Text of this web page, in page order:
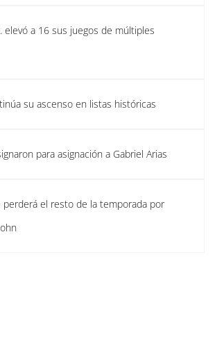
elevó a 16 sus juegos de múltiples
su ascenso en listas históricas
para asignación a Gabriel Arias
perderá el resto de la temporada por